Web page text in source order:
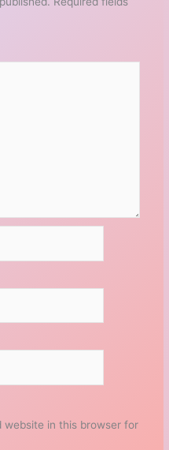
website in this browser for